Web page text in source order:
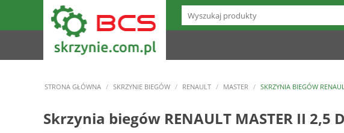
STRONA GŁÓWNA / SKRZYNIE BIEGÓW / RENAULT / MASTER / SKRZYNIA BIEGÓW
Skrzynia biegów RENAULT MASTER II 2,5